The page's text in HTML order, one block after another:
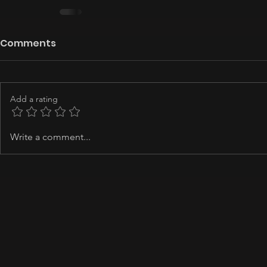
Comments
Add a rating
Write a comment...